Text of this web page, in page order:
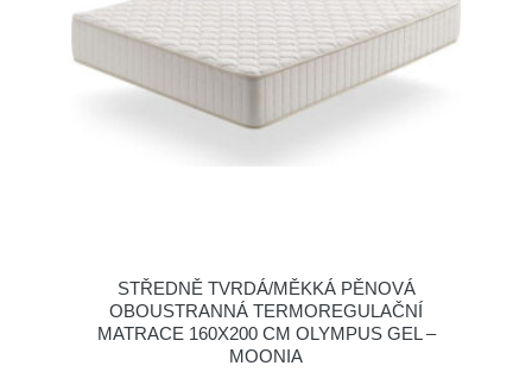
STŘEDNĚ TVRDÁ/MĚKKÁ PĚNOVÁ
OBOUSTRANNÁ TERMOREGULAČNÍ
MATRACE 160X200 CM OLYMPUS GEL –
MOONIA